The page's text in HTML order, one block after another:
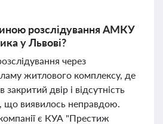
розслідування АМКУ
у Львові?
через
житлового комплексу, де
закритий двір і відсутність
що виявилось неправдою.
є КУА "Престиж